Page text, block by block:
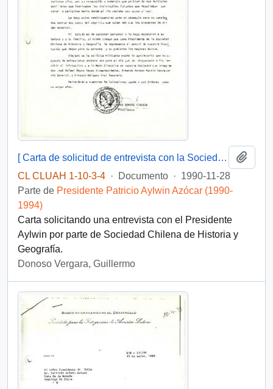
[ Carta de solicitud de entrevista con la Sociedad Chilena de Historia y Geografía].
CL CLUAH 1-10-3-4 · Documento · 1990-11-28
Parte de Presidente Patricio Aylwin Azócar (1990-
1994)
Carta solicitando una entrevista con el Presidente
Aylwin por parte de Sociedad Chilena de Historia y
Geografía.
Donoso Vergara, Guillermo